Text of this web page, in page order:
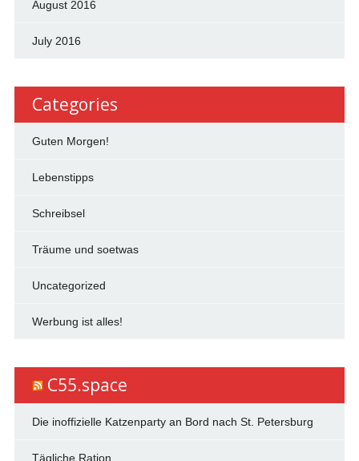
August 2016
July 2016
Categories
Guten Morgen!
Lebenstipps
Schreibsel
Träume und soetwas
Uncategorized
Werbung ist alles!
C55.space
Die inoffizielle Katzenparty an Bord nach St. Petersburg
Tägliche Ration